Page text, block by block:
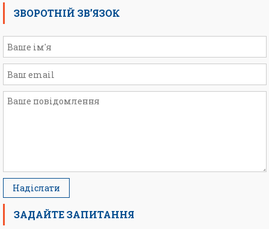
ЗВОРОТНІЙ ЗВ’ЯЗОК
ЗАДАЙТЕ ЗАПИТАННЯ